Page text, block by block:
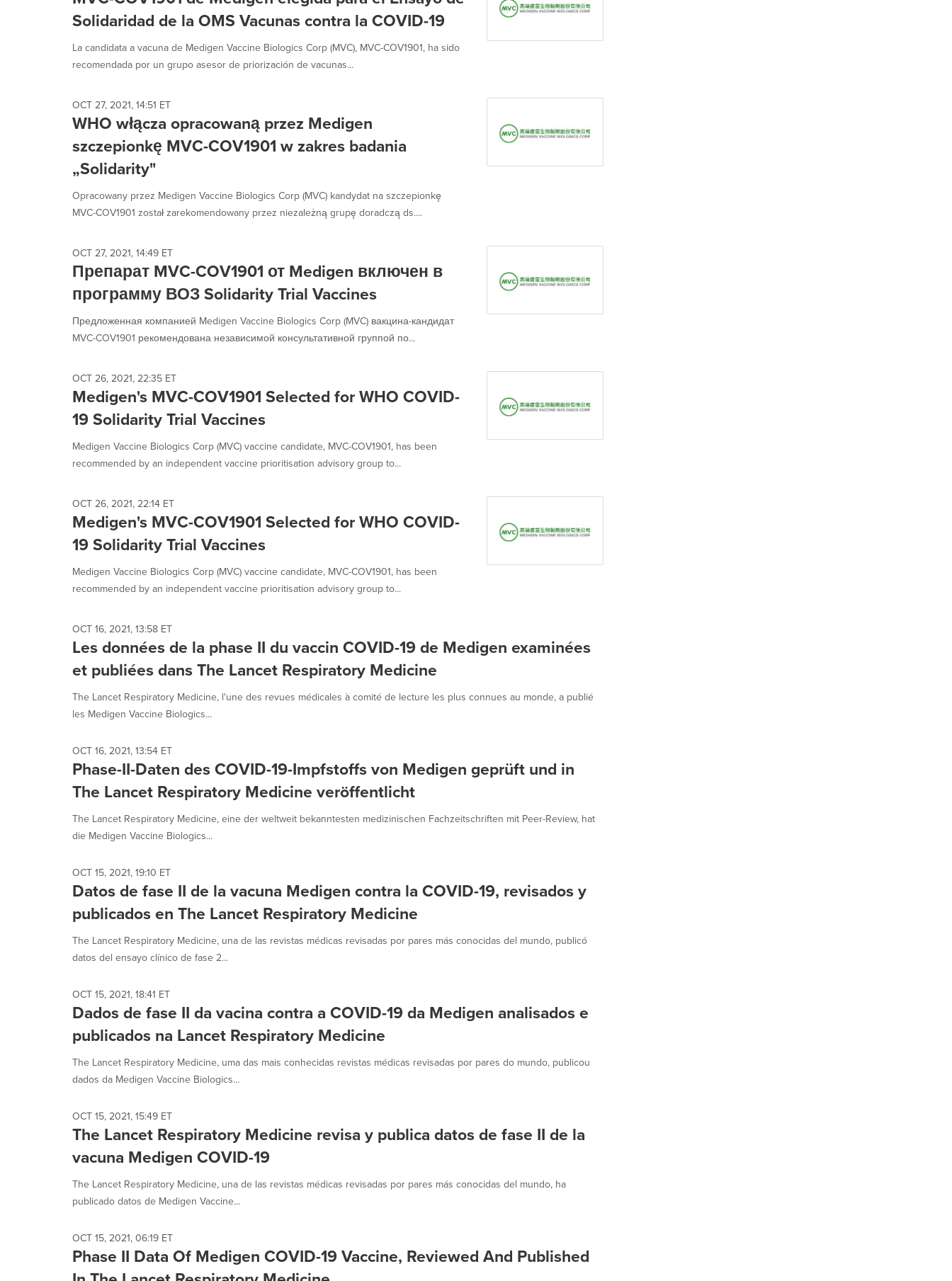
Solidaridad de la OMS Vacunas contra la COVID-19
La candidata a vacuna de Medigen Vaccine Biologics Corp (MVC), MVC-COV1901, ha sido
recomendada por un grupo asesor de priorización de vacunas...
OCT 27, 2021, 14:51 ET
WHO włącza opracowaną przez Medigen
szczepionkę MVC-COV1901 w zakres badania
„Solidarity"
Opracowany przez Medigen Vaccine Biologics Corp (MVC) kandydat na szczepionkę
MVC-COV1901 został zarekomendowany przez niezależną grupę doradczą ds....
OCT 27, 2021, 14:49 ET
Препарат MVC-COV1901 от Medigen включен в
программу ВОЗ Solidarity Trial Vaccines
Предложенная компанией Medigen Vaccine Biologics Corp (MVC) вакцина-кандидат
MVC-COV1901 рекомендована независимой консультативной группой по...
OCT 26, 2021, 22:35 ET
Medigen's MVC-COV1901 Selected for WHO COVID-
19 Solidarity Trial Vaccines
Medigen Vaccine Biologics Corp (MVC) vaccine candidate, MVC-COV1901, has been
recommended by an independent vaccine prioritisation advisory group to...
OCT 26, 2021, 22:14 ET
Medigen's MVC-COV1901 Selected for WHO COVID-
19 Solidarity Trial Vaccines
Medigen Vaccine Biologics Corp (MVC) vaccine candidate, MVC-COV1901, has been
recommended by an independent vaccine prioritisation advisory group to...
OCT 16, 2021, 13:58 ET
Les données de la phase II du vaccin COVID-19 de Medigen examinées
et publiées dans The Lancet Respiratory Medicine
The Lancet Respiratory Medicine, l'une des revues médicales à comité de lecture les plus connues au monde, a publié
les Medigen Vaccine Biologics...
OCT 16, 2021, 13:54 ET
Phase-II-Daten des COVID-19-Impfstoffs von Medigen geprüft und in
The Lancet Respiratory Medicine veröffentlicht
The Lancet Respiratory Medicine, eine der weltweit bekanntesten medizinischen Fachzeitschriften mit Peer-Review, hat
die Medigen Vaccine Biologics...
OCT 15, 2021, 19:10 ET
Datos de fase II de la vacuna Medigen contra la COVID-19, revisados y
publicados en The Lancet Respiratory Medicine
The Lancet Respiratory Medicine, una de las revistas médicas revisadas por pares más conocidas del mundo, publicó
datos del ensayo clínico de fase 2...
OCT 15, 2021, 18:41 ET
Dados de fase II da vacina contra a COVID-19 da Medigen analisados e
publicados na Lancet Respiratory Medicine
The Lancet Respiratory Medicine, uma das mais conhecidas revistas médicas revisadas por pares do mundo, publicou
dados da Medigen Vaccine Biologics...
OCT 15, 2021, 15:49 ET
The Lancet Respiratory Medicine revisa y publica datos de fase II de la
vacuna Medigen COVID-19
The Lancet Respiratory Medicine, una de las revistas médicas revisadas por pares más conocidas del mundo, ha
publicado datos de Medigen Vaccine...
OCT 15, 2021, 06:19 ET
Phase II Data Of Medigen COVID-19 Vaccine, Reviewed And Published